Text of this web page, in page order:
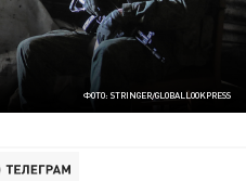
ФОТО: STRINGER/GLOBALLOOKPRESS